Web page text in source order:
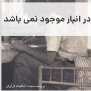
در انبار موجود نمی باشد